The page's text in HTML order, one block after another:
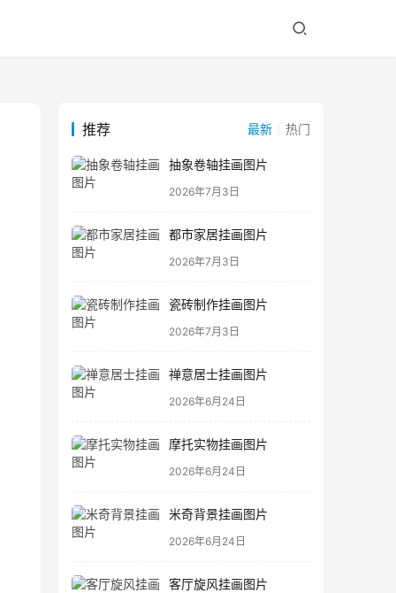
推荐 最新 热门
抽象卷轴挂画图片
2026年7月3日
都市家居挂画图片
2026年7月3日
瓷砖制作挂画图片
2026年7月3日
禅意居士挂画图片
2026年6月24日
摩托实物挂画图片
2026年6月24日
米奇背景挂画图片
2026年6月24日
客厅旋风挂画图片